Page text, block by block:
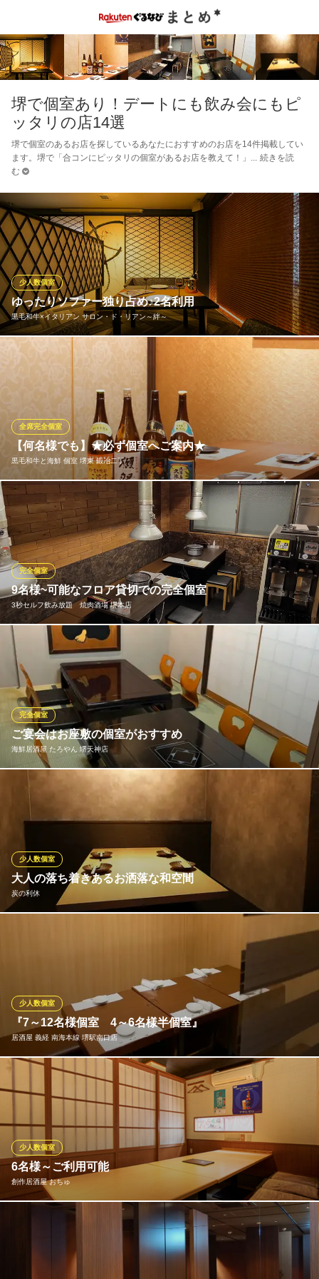
堺で個室あり！デートにも飲み会にもピ
ッタリの店14選
堺で個室のあるお店を探しているあなたにおすすめのお店を14件掲載してい
ます。堺で「合コンにピッタリの個室があるお店を教えて！」
続きを読
む
ゆったりソファー独り占め♪2名利用
黒毛和牛×イタリアン サロン・ド・リアン～絆～
少人数個室
少人数半個室は2名様からご利用できます。席の間にはゆとりをも
たせており、仕切りも設けております。ディナーコースも2名様か
らご予約可能ですので、デートやお祝いシーンにもぴったり。他
の席を気にすることなく、程よいプライベート感の中で食事と会
話をゆったりとお楽しみいただけます。
黒毛和牛×イタリアン サロン・ド・リアン～絆～
堺東の新感覚イタリアン
南海高野線堺東駅 徒歩5分
大阪府堺市堺区新町5-16 堺東アサヒビル2F
【何名様でも】★必ず個室へご案内★
黒毛和牛と海鮮 個室 堺東 鍛冶二丁
全席完全個室
【各種宴会ご予約承り中】南海高野線堺東駅西出口より徒歩約4
分！鍛冶二丁堺東駅前店2名様～最大60名様までOK◎必ず、個室
へご案内いたします◎＜完全個室＞でゆったり、お過ごしいただ
けます♪デートやご家族でなど様々なシーンでご利用いただけます
♪※人数に応じてサイズを調整できるのでご要望お申し付け下さ
い。
黒毛和牛と海鮮 個室 堺東 鍛冶二丁
チーズ/宴会/食べ放題
南海高野線堺東駅 徒歩3分
大阪府堺市堺区中瓦町2-3-29 瓦町ウエノビル6F
9名様~可能なフロア貸切での完全個室
3秒セルフ飲み放題 焼肉酒場 堺本店
完全個室
貸切宴会を9名様～12名様（４名様×３テーブル）で受付可能とな
っております。各種宴会、飲み会、食事に是非ご利用下さい。
3秒セルフ飲み放題 焼肉酒場 堺本店
熟練肉職人の焼肉酒場
南海本線堺駅 徒歩2分
大阪府堺市堺区栄橋町1-9-3
ご宴会はお座敷の個室がおすすめ
海鮮居酒屋 たろやん 堺天神店
完全個室
ゆったりくつろげるお座敷を完備。個室になっているのでゆっく
りのびのびお食事ができる事間違いなし！
創作海鮮炭火焼き酒場
阪堺電気軌道阪堺線花田口駅 徒歩2分
大阪府堺市堺区櫛屋町東1-2-4
大人の落ち着きあるお洒落な和空間
炭の利休
少人数個室
周りの視線を気にせずゆったり寛げる、程よい開放感が魅力の半
個室は、大人のデートや女子会など特別なプライベートシーンに
最適な洗練された空間です。他にも、臨場感溢れる調理風景を目
前に愉しめる大人なカウンター席や、お席の間隔が広くゆとりあ
る清潔で広々としたテーブル席など多様なお席をご用意しており
ます。
炭の利休
備長炭焼き鳥と串焼き
南海高野線堺東駅 徒歩4分
大阪府堺市堺区中瓦町2ｰ1-3 4F
『7～12名様個室 4～6名様半個室』
居酒屋 義経 南海本線 堺駅南口店
少人数個室
プライベート空間となる「個室」でごゆっくりとおくつろぎ頂け
ます。7～12名様個室/４～６名様の半個室など種類豊富にご用意
しておりますので、少人数でのお集まりにぜひご利用下さいま
せ。メニュー内容のご要望も承っておりますので、お気軽にご連
絡下さい！
居酒屋 義経 南海本線 堺駅南口店
海鮮和風居酒屋・京料理
南海本線堺駅南口 徒歩1分
大阪府堺市堺区栄橋町1-10-1 ショップ南海堺内
6名様～ご利用可能
創作居酒屋 おちゅ
少人数個室
6名様～30名様までご利用可能な完全個室席。仕切りを調整しての
空間となっており、人数などご相談ください。